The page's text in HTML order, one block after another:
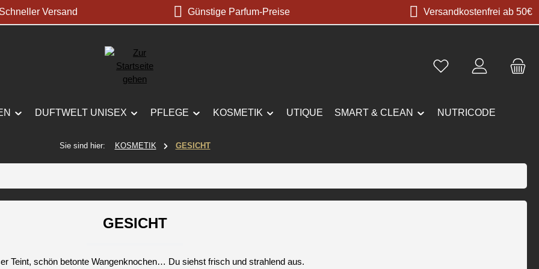
Versand Günstige Parfum-Preise Versandkostenfrei ab 50€
DUFTWELT UNISEX PFLEGE KOSMETIK UTIQUE SMART & CLEAN NUTRICODE
Sie sind hier: KOSMETIK GESICHT
GESICHT
Teint, schön betonte Wangenknochen… Du siehst frisch und strahlend aus.